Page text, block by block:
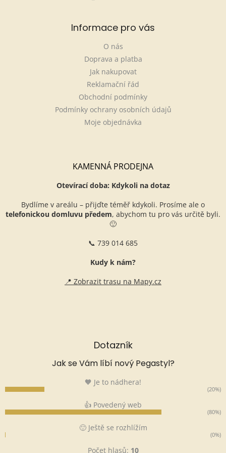
Informace pro vás
O nás
Doprava a platba
Jak nakupovat
Reklamační řád
Obchodní podmínky
Podmínky ochrany osobních údajů
Moje objednávka
KAMENNÁ PRODEJNA
Otevírací doba: Kdykoli na dotaz
Bydlíme v areálu – přijďte téměř kdykoli. Prosíme ale o
telefonickou domluvu předem, abychom tu pro vás určitě byli.
🙂
📞 739 014 685
Kudy k nám?
📍 Zobrazit trasu na Mapy.cz
Dotazník
Jak se Vám líbí nový Pegastyl?
🧡 Je to nádhera!
(20%)
👍 Povedený web
(80%)
🙂 Ještě se rozhlížím
(0%)
Počet hlasů: 10